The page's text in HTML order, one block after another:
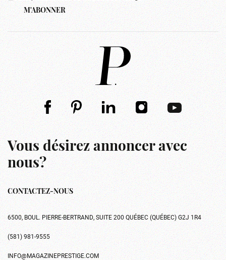
M'ABONNER
Vous désirez annoncer avec
nous?
CONTACTEZ-NOUS
6500, BOUL. PIERRE-BERTRAND, SUITE 200 QUÉBEC (QUÉBEC) G2J 1R4
(581) 981-9555
INFO@MAGAZINEPRESTIGE.COM